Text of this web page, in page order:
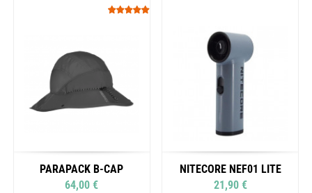
PARAPACK B-CAP
64,00 €
NITECORE NEF01 LITE
21,90 €